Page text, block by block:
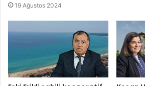
19 Ağustos 2024